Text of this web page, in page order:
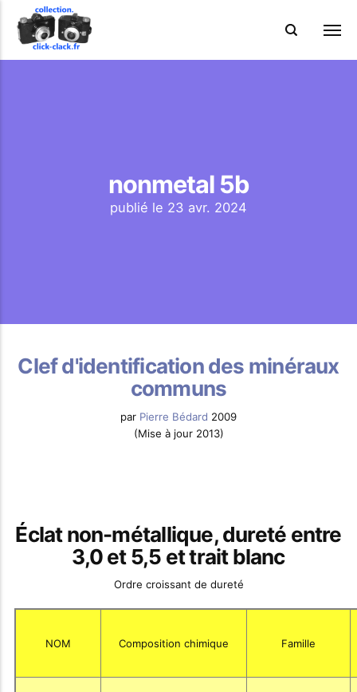
nonmetal 5b
publié le 23 avr. 2024
Clef d'identification des minéraux
communs
par Pierre Bédard 2009
(Mise à jour 2013)
Éclat non-métallique, dureté entre
3,0 et 5,5 et trait blanc
Ordre croissant de dureté
NOM Composition chimique Famille